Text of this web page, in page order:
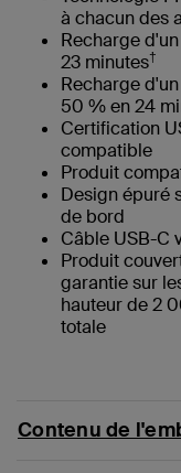
à chacun des
Recharge
23 minutes†
Recharge
50 % en 24
Certification
compatible
Produit
Design épuré
de bord
Câble USB-C
Produit
garantie sur
hauteur de 2
totale
Contenu de